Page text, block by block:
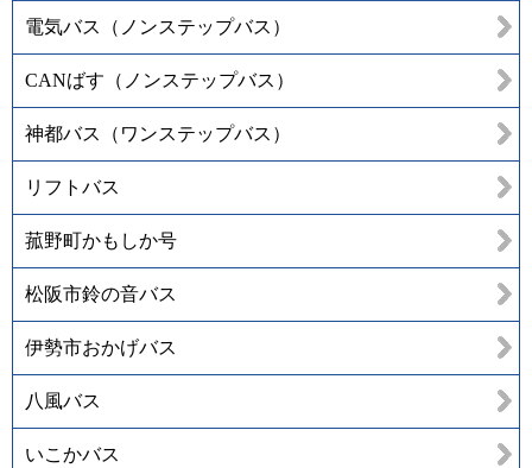
電気バス（ノンステップバス）
CANばす（ノンステップバス）
神都バス（ワンステップバス）
リフトバス
菰野町かもしか号
松阪市鈴の音バス
伊勢市おかげバス
八風バス
いこかバス